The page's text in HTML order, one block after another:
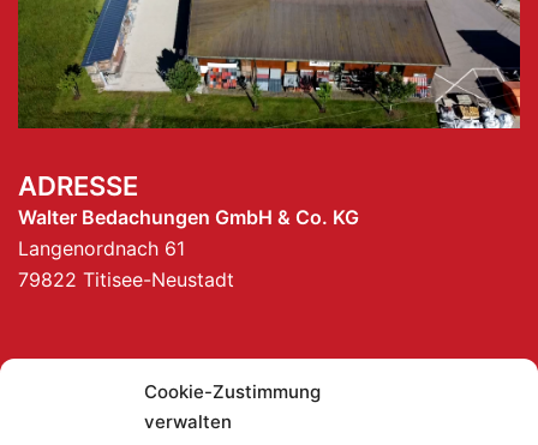
Cookie-Zustimmung
verwalten
ADRESSE
Walter Bedachungen GmbH & Co. KG
Langenordnach 61
79822 Titisee-Neustadt
+49 7651 7460